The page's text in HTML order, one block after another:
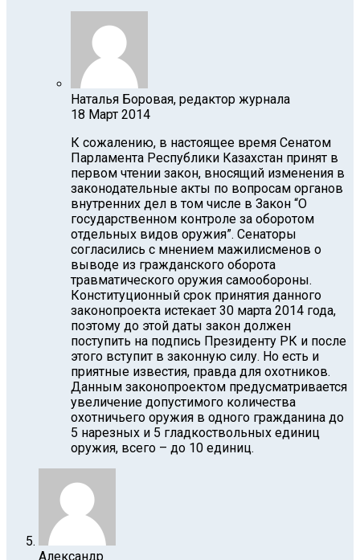
Наталья Боровая, редактор журнала
18 Март 2014
К сожалению, в настоящее время Сенатом
Парламента Республики Казахстан принят в
первом чтении закон, вносящий изменения в
законодательные акты по вопросам органов
внутренних дел в том числе в Закон “О
государственном контроле за оборотом
отдельных видов оружия”. Сенаторы
согласились с мнением мажилисменов о
выводе из гражданского оборота
травматического оружия самообороны.
Конституционный срок принятия данного
законопроекта истекает 30 марта 2014 года,
поэтому до этой даты закон должен
поступить на подпись Президенту РК и после
этого вступит в законную силу. Но есть и
приятные известия, правда для охотников.
Данным законопроектом предусматривается
увеличение допустимого количества
охотничьего оружия в одного гражданина до
5 нарезных и 5 гладкоствольных единиц
оружия, всего – до 10 единиц.
Александр